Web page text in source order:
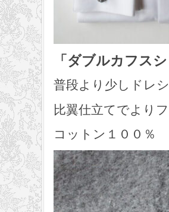
「ダブルカフス
普段より少しドレ
比翼仕立てでより
コットン１００